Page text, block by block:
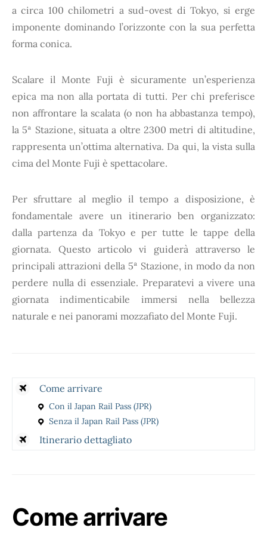
a circa 100 chilometri a sud-ovest di Tokyo, si erge
imponente dominando l’orizzonte con la sua perfetta
forma conica.
Scalare il Monte Fuji è sicuramente un’esperienza
epica ma non alla portata di tutti. Per chi preferisce
non affrontare la scalata (o non ha abbastanza tempo),
la 5ª Stazione, situata a oltre 2300 metri di altitudine,
rappresenta un’ottima alternativa. Da qui, la vista sulla
cima del Monte Fuji è spettacolare.
Per sfruttare al meglio il tempo a disposizione, è
fondamentale avere un itinerario ben organizzato:
dalla partenza da Tokyo e per tutte le tappe della
giornata. Questo articolo vi guiderà attraverso le
principali attrazioni della 5ª Stazione, in modo da non
perdere nulla di essenziale. Preparatevi a vivere una
giornata indimenticabile immersi nella bellezza
naturale e nei panorami mozzafiato del Monte Fuji.
Come arrivare
Con il Japan Rail Pass (JPR)
Senza il Japan Rail Pass (JPR)
Itinerario dettagliato
Come arrivare